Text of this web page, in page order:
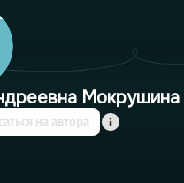
Мокрушина
на автора